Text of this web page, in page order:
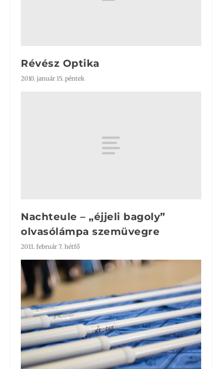
Révész Optika
2010. január 15. péntek
Nachteule – „éjjeli bagoly”
olvasólámpa szemüvegre
2011. február 7. hétfő